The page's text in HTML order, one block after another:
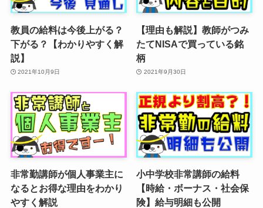
教員の給料は今後上がる？
下がる？【わかりやすく解
説】
2021年10月9日
【理由も解説】教師がつみ
たてNISAで買っている銘
柄
2021年9月30日
非常勤講師が個人事業主に
なるとお得な理由をわかり
やすく解説
小中学校非常講師の給料
【時給・ボーナス・社会保
険】給与明細も公開